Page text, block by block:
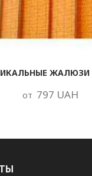
ЖАЛЮЗИ
от 797 UAH